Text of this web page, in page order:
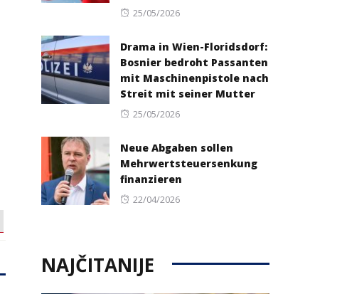
Posted
25/05/2026
Drama in Wien-Floridsdorf:
Bosnier bedroht Passanten
mit Maschinenpistole nach
Streit mit seiner Mutter
Posted
25/05/2026
Neue Abgaben sollen
Mehrwertsteuersenkung
finanzieren
Posted
22/04/2026
NAJČITANIJE